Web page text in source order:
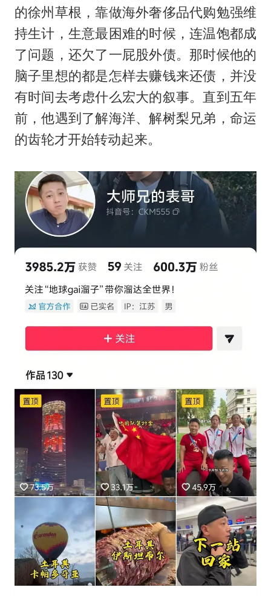
的徐州草根，靠做海外奢侈品代购勉强维
持生计，生意最困难的时候，连温饱都成
了问题，还欠了一屁股外债。那时候他的
脑子里想的都是怎样去赚钱来还债，并没
有时间去考虑什么宏大的叙事。直到五年
前，他遇到了解海洋、解树梨兄弟，命运
的齿轮才开始转动起来。